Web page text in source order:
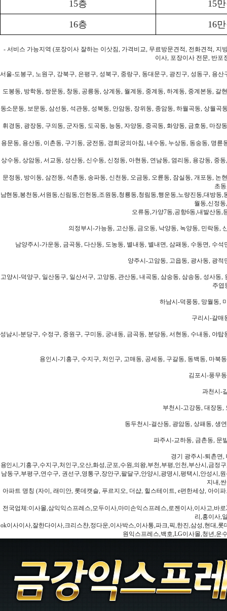
15층 15
16층 16
- 서비스 가능지역 (포장이사 잘하는 이삿짐, 가격비교, 무료방문견적, 전화견적,
이사, 포장이사 전문, 반포
서울-도봉구, 노원구, 강북구, 은평구, 성북구, 중랑구, 동대문구, 광진구, 성동구, 용
도봉동, 방학동, 쌍문동, 창동, 공릉동, 상계동, 월계동, 중계동, 하계동, 중계본동,
동소문동, 보문동, 삼선동, 석관동, 성북동, 안암동, 장위동, 종암동, 하월곡동, 상월
휘경동, 광장동, 구의동, 군자동, 도곡동, 능동, 자양동, 중곡동, 화양동, 금호동, 마
용문동, 용산동, 이촌동, 구기동, 궁전동, 경희궁의아침, 내수동, 누상동, 동숭동, 명
상수동, 상암동, 서교동, 성산동, 신수동, 신정동, 아현동, 연남동, 염리동, 용강동, 중
문정동, 방이동, 삼전동, 석촌동, 송파동, 신천동, 오금동, 오륜동, 잠실동, 개포동,
초
남현동,봉천동,서원동,신림동,인헌동,조원동,청룡동,청림동,행운동,노량진동,대방
월동,신정
오류동,가양7동,공항6동,내발산동,
의정부시-가능동, 고산동, 금오동, 낙양동, 녹양동, 민락동,
남양주시-가운동, 금곡동, 다산동, 도농동, 별내동, 별내면, 삼패동, 수동면, 수
양주시-고암동, 고읍동, 광사동, 광
고양시-덕양구, 일산동구, 일산서구, 고양동, 관산동, 내곡동, 삼숭동, 삼송동, 성사
주엽
하남시-덕풍동, 망월동,
구리시-갈매
성남시-분당구, 수정구, 중원구, 구미동, 궁내동, 금곡동, 분당동, 서현동, 수내동, 야
용인시-기흥구, 수지구, 처인구, 고매동, 공세동, 구갈동, 동백동, 마북
김포시-풍무
과천시-
부천시-고강동, 대장동,
동두천시-걸산동, 광암동, 상패동, 생
파주시-교하동, 금촌동, 문
경기 광주시-퇴촌면,
용인시,기흥구,수지구,처인구,오산,화성,군포,수원,의왕,부천,부평,인천,부산시,금
남동구,부평구,연수구, 권선구,영통구,장안구,팔달구,안양시,광명시,평택시,안성시,
지내,
아파트 명칭 (자이, 래미안, 롯데캣슬, 푸르지오, 더샵, 힐스테이트, e편한세상, 아이
전국업체:이사몰,삼익익스프레스,모두이사,마미손익스프레스,로젠이사,이사고,바
리,홍이사,
ok이사이사,잘한다이사,크리스챤,정다운,이사박스,이사통,파크,픽,한진,삼성,현대,
원익스프레스,백호,LG이사몰,청년,운